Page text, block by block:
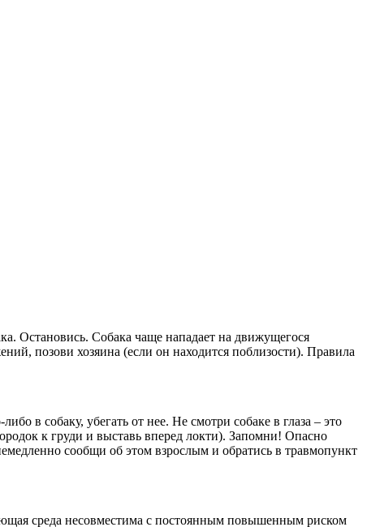
Остановись. Собака чаще нападает на движущегося
позови хозяина (если он находится поблизости). Правила
в собаку, убегать от нее. Не смотри собаке в глаза – это
к груди и выставь вперед локти). Запомни! Опасно
сообщи об этом взрослым и обратись в травмопункт
среда несовместима с постоянным повышенным риском